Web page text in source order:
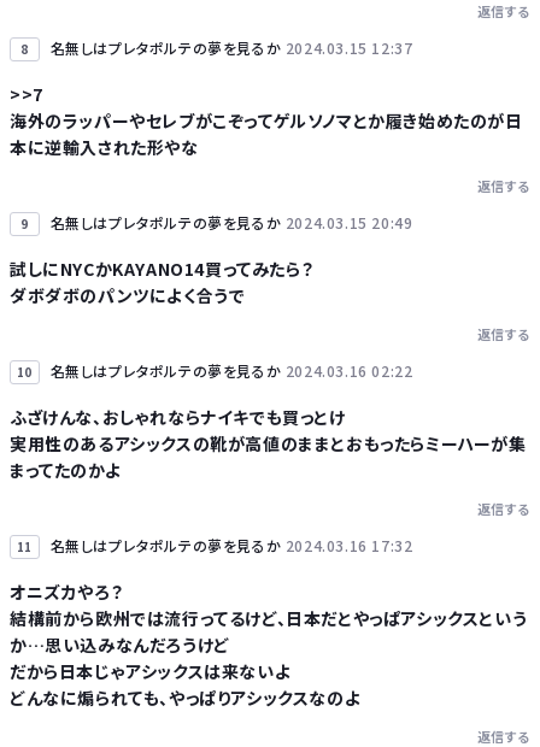
返信する
8 名無しはプレタポルテの夢を見るか 2024.03.15 12:37
>>7
海外のラッパーやセレブがこぞってゲルソノマとか履き始めたのが日
本に逆輸入された形やな
返信する
9 名無しはプレタポルテの夢を見るか 2024.03.15 20:49
試しにNYCかKAYANO14買ってみたら？
ダボダボのパンツによく合うで
返信する
10 名無しはプレタポルテの夢を見るか 2024.03.16 02:22
ふざけんな、おしゃれならナイキでも買っとけ
実用性のあるアシックスの靴が高値のままとおもったらミーハーが集
まってたのかよ
返信する
11 名無しはプレタポルテの夢を見るか 2024.03.16 17:32
オニズカやろ？
結構前から欧州では流行ってるけど、日本だとやっぱアシックスという
か…思い込みなんだろうけど
だから日本じゃアシックスは来ないよ
どんなに煽られても、やっぱりアシックスなのよ
返信する